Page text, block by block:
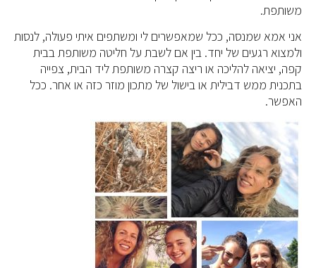
משותפת.
אני אמא שמנסה, ככל שמאפשרים לי ומשתפים איתי פעולה, לנסות
ולמצוא רגעים של יחד. בין אם לשבת על חליטה משותפת בבית
קפה, יציאה להליכה או ריצה קצרה משותפת ליד הבית, צפייה
בתכנית ממש דבילית או בישול של מתכון מוזר כזה או אחר. ככל
האפשר.